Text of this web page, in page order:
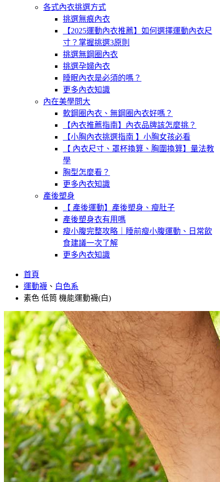
各式內衣挑選方式
挑選無痕內衣
【2025運動內衣推薦】如何選擇運動內衣尺
寸？掌握挑選3原則
挑選無鋼圈內衣
挑選孕婦內衣
睡眠內衣是必須的嗎？
更多內衣知識
內在美學問大
軟鋼圈內衣、無鋼圈內衣好嗎？
【內衣推薦指南】內衣品牌該怎麼挑？
【小胸內衣挑選指南 】小胸女孩必看
【 內衣尺寸、罩杯換算、胸圍換算】量法教
學
胸型怎麼看？
更多內衣知識
產後塑身
【 產後運動】產後塑身、瘦肚子
產後塑身衣有用嗎
瘦小腹完整攻略｜睡前瘦小腹運動、日常飲
食建議一次了解
更多內衣知識
首頁
運動襪 、 白色系
素色 低筒 機能運動襪(白)